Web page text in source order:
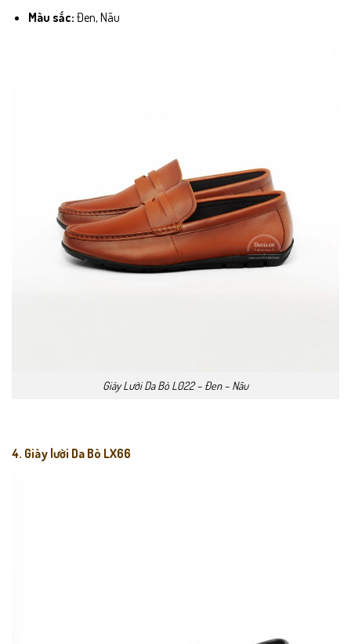
Màu sắc: Đen, Nâu
Giày Lười Da Bò L022 – Đen – Nâu
4. Giày lười Da Bò LX66